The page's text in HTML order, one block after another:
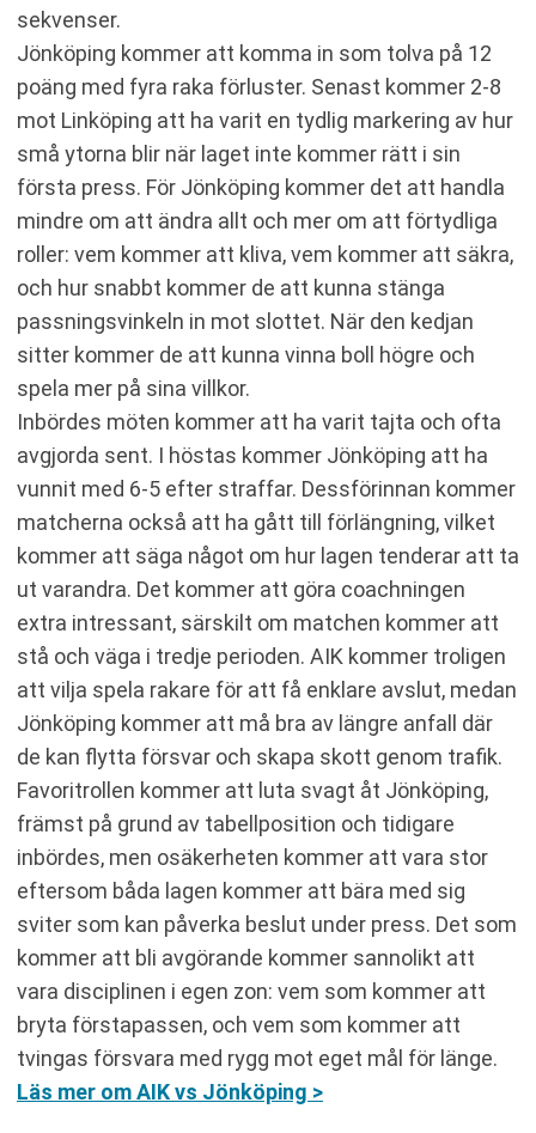
sekvenser.
Jönköping kommer att komma in som tolva på 12
poäng med fyra raka förluster. Senast kommer 2-8
mot Linköping att ha varit en tydlig markering av hur
små ytorna blir när laget inte kommer rätt i sin
första press. För Jönköping kommer det att handla
mindre om att ändra allt och mer om att förtydliga
roller: vem kommer att kliva, vem kommer att säkra,
och hur snabbt kommer de att kunna stänga
passningsvinkeln in mot slottet. När den kedjan
sitter kommer de att kunna vinna boll högre och
spela mer på sina villkor.
Inbördes möten kommer att ha varit tajta och ofta
avgjorda sent. I höstas kommer Jönköping att ha
vunnit med 6-5 efter straffar. Dessförinnan kommer
matcherna också att ha gått till förlängning, vilket
kommer att säga något om hur lagen tenderar att ta
ut varandra. Det kommer att göra coachningen
extra intressant, särskilt om matchen kommer att
stå och väga i tredje perioden. AIK kommer troligen
att vilja spela rakare för att få enklare avslut, medan
Jönköping kommer att må bra av längre anfall där
de kan flytta försvar och skapa skott genom trafik.
Favoritrollen kommer att luta svagt åt Jönköping,
främst på grund av tabellposition och tidigare
inbördes, men osäkerheten kommer att vara stor
eftersom båda lagen kommer att bära med sig
sviter som kan påverka beslut under press. Det som
kommer att bli avgörande kommer sannolikt att
vara disciplinen i egen zon: vem som kommer att
bryta förstapassen, och vem som kommer att
tvingas försvara med rygg mot eget mål för länge.
Läs mer om AIK vs Jönköping >